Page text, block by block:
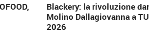
Blackery: la rivoluzione
Molino Dallagiovanna a
2026